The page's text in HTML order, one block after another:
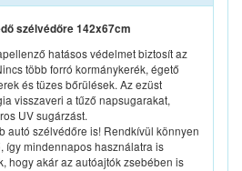
szélvédőre 142x67cm
hatásos védelmet biztosít az
több forró kormánykerék, égető
és tüzes bőrülések. Az ezüst
visszaveri a tűző napsugarakat,
UV sugárzást.
autó szélvédőre is! Rendkívül könnyen
így mindennapos használatra is
hogy akár az autóajtók zsebében is